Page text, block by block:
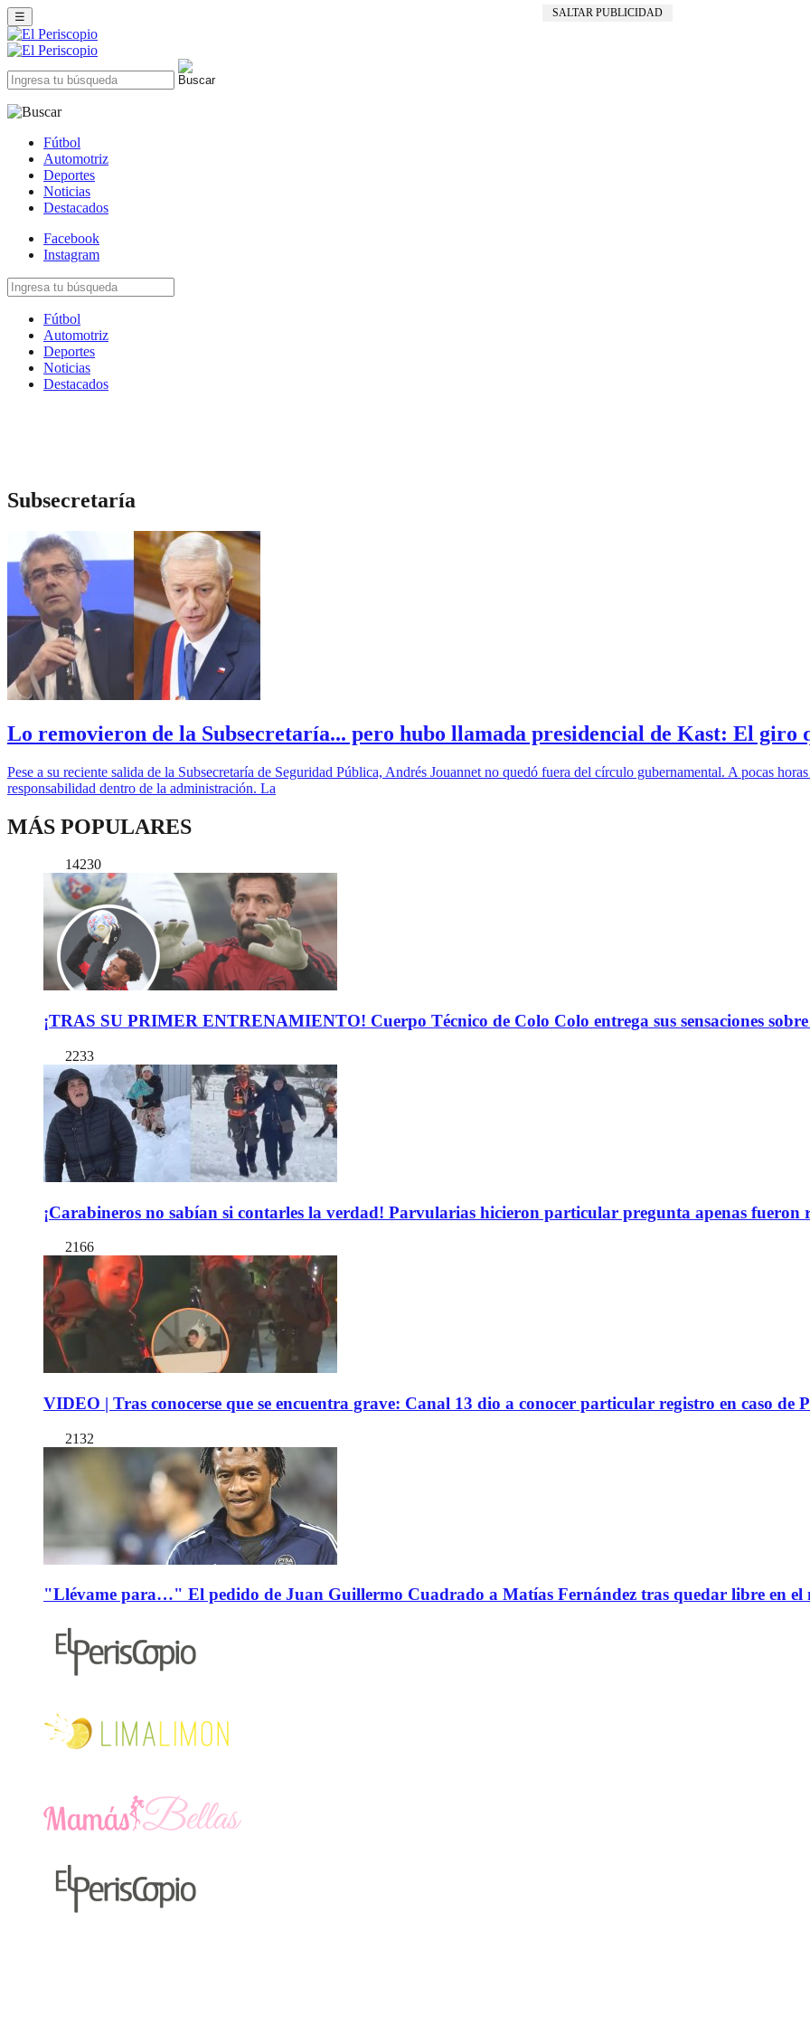
SALTAR PUBLICIDAD
☰
Fútbol
Automotriz
Deportes
Noticias
Destacados
Facebook
Instagram
Fútbol
Automotriz
Deportes
Noticias
Destacados
Subsecretaría
Lo removieron de la Subsecretaría... pero hubo llamada presidencial de Kast: El giro
Pese a su reciente salida de la Subsecretaría de Seguridad Pública, Andrés Jouannet no quedó fuera del círculo gubernamental. A pocas
responsabilidad dentro de la administración. La
MÁS POPULARES
14230
¡TRAS SU PRIMER ENTRENAMIENTO! Cuerpo Técnico de Colo Colo entrega sus sensaciones
2233
¡Carabineros no sabían si contarles la verdad! Parvularias hicieron particular pregunta apenas fueron
2166
VIDEO | Tras conocerse que se encuentra grave: Canal 13 dio a conocer particular registro en caso de
2132
"Llévame para…" El pedido de Juan Guillermo Cuadrado a Matías Fernández tras quedar libre en el